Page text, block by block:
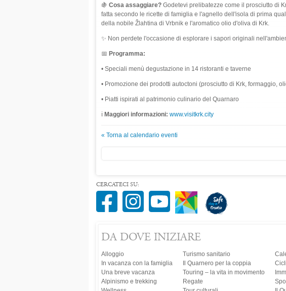
🍇 Cosa assaggiare?Godetevi prelibatezze come il prosciutto di
fatta secondo le ricette di famiglia e l'agnello dell'isola di prima
della nobile Žlahtina di Vrbnik e l'aromatico olio d'oliva di Krk.
✨ Non perdete l'occasione di esplorare i sapori originali
📅 Programma:
• Speciali menù degustazione in 14 ristoranti e taverne
• Promozione dei prodotti autoctoni (prosciutto di Krk, formaggio,
• Piatti ispirati al patrimonio culinario del Quarnaro
ℹ️ Maggiori informazioni: www.visitkrk.city
« Torna al calendario eventi
CERCATECI SU:
DA DOVE INIZIARE
Alloggio
In vacanza con la famiglia
Una breve vacanza
Alpinismo e trekking
Turismo sanitario
Il Quarnero per la coppia
Touring – la vita in movimento
Regate